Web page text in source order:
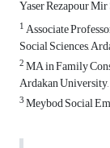
Yaser Rezapour
1Associate
Social Sciences,
2MA in Family
Ardakan
3Meybod Social